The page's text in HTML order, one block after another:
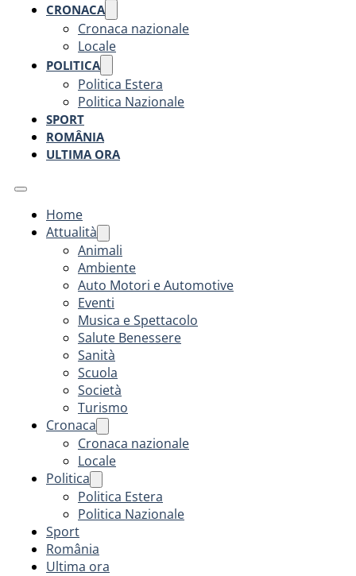
CRONACA
Cronaca nazionale
Locale
POLITICA
Politica Estera
Politica Nazionale
SPORT
ROMÂNIA
ULTIMA ORA
Home
Attualità
Animali
Ambiente
Auto Motori e Automotive
Eventi
Musica e Spettacolo
Salute Benessere
Sanità
Scuola
Società
Turismo
Cronaca
Cronaca nazionale
Locale
Politica
Politica Estera
Politica Nazionale
Sport
România
Ultima ora